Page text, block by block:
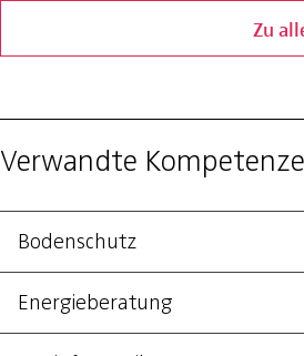
Zu
Verwandte
Bodenschutz
Energieberatung